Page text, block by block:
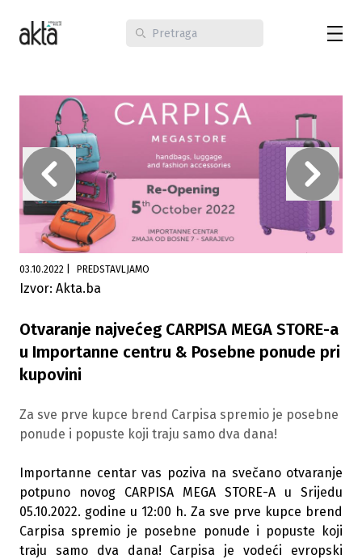
03.10.2022 PREDSTAVLJAMO
Izvor: Akta.ba
Otvaranje najvećeg CARPISA MEGA STORE-a
u Importanne centru & Posebne ponude pri
kupovini
Za sve prve kupce brend Carpisa spremio je posebne
ponude i popuste koji traju samo dva dana!
Importanne centar vas poziva na svečano otvaranje
potpuno novog CARPISA MEGA STORE-A u Srijedu
05.10.2022. godine u 12:00 h. Za sve prve kupce brend
Carpisa spremio je posebne ponude i popuste koji
traju samo dva dana! Carpisa je vodeći evropski